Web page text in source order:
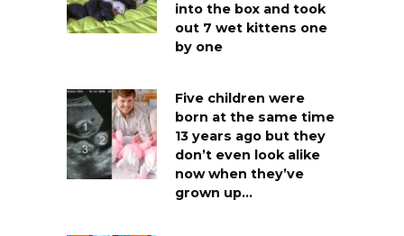
into the box and took
out 7 wet kittens one
by one
Five children were
born at the same time
13 years ago but they
don’t even look alike
now when they’ve
grown up…